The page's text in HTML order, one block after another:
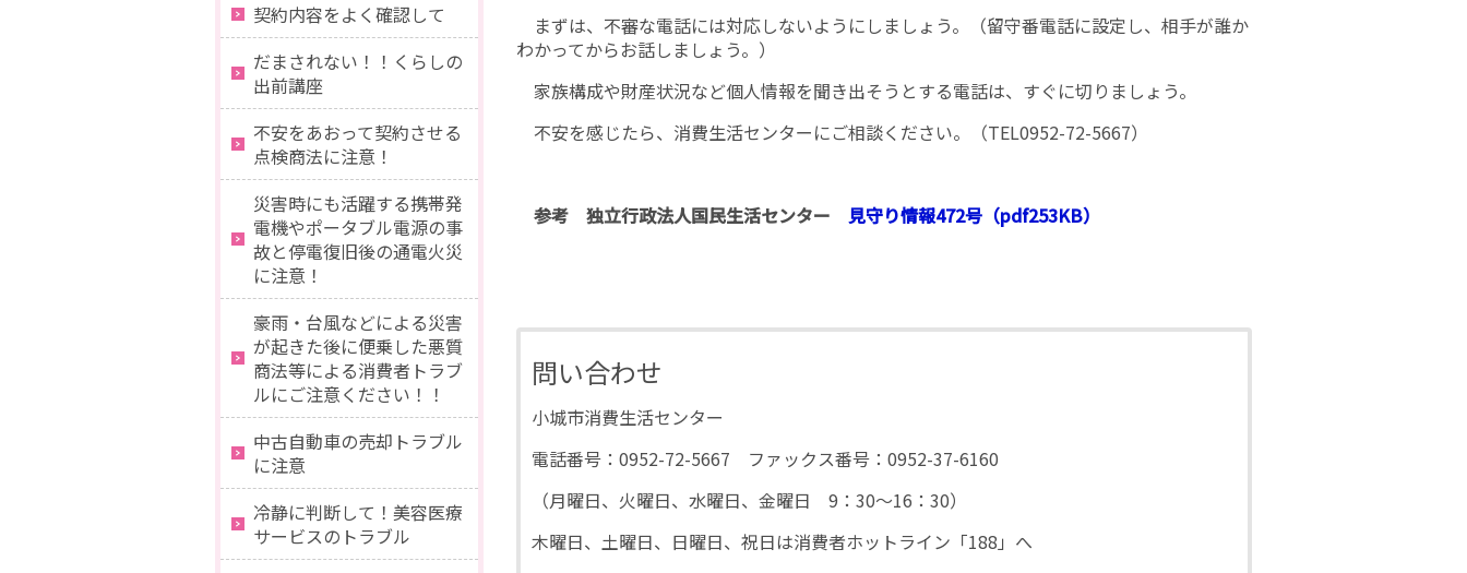
まずは、不審な電話には対応しないようにしましょう。（留守番電話に設定し、相手が誰か
わかってからお話しましょう。）
家族構成や財産状況など個人情報を聞き出そうとする電話は、すぐに切りましょう。
不安を感じたら、消費生活センターにご相談ください。（TEL0952-72-5667）
参考 独立行政法人国民生活センター 見守り情報472号（pdf253KB）
問い合わせ
小城市消費生活センター
電話番号：0952-72-5667 ファックス番号：0952-37-6160
（月曜日、火曜日、水曜日、金曜日 9：30〜16：30）
木曜日、土曜日、日曜日、祝日は消費者ホットライン「188」へ
契約内容をよく確認して
だまされない！！くらしの
出前講座
不安をあおって契約させる
点検商法に注意！
災害時にも活躍する携帯発
電機やポータブル電源の事
故と停電復旧後の通電火災
に注意！
豪雨・台風などによる災害
が起きた後に便乗した悪質
商法等による消費者トラブ
ルにご注意ください！！
中古自動車の売却トラブル
に注意
冷静に判断して！美容医療
サービスのトラブル